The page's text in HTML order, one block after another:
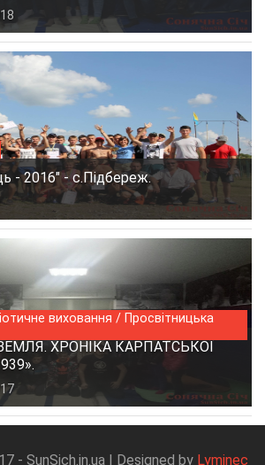
- 2016" - с.Підбереж.
виховання / Просвітницька
ХРОНІКА КАРПАТСЬКОЇ
- SunSich.in.ua | Designed by Lyminec